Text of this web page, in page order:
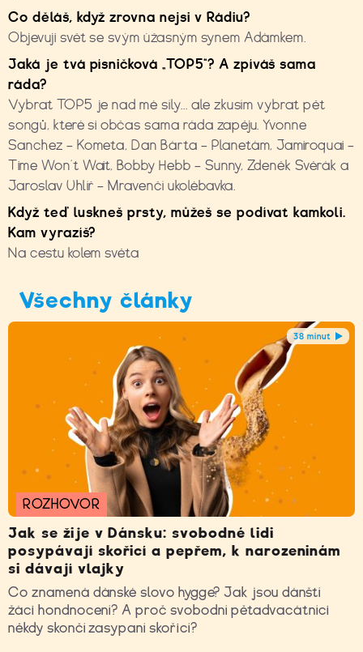
Co děláš, když zrovna nejsi v Rádiu?
Objevuji svět se svým úžasným synem Adámkem.
Jaká je tvá písničková „TOP5“? A zpíváš sama
ráda?
Vybrat TOP5 je nad mé síly... ale zkusím vybrat pět
songů, které si občas sama ráda zapěju. Yvonne
Sanchez – Kometa, Dan Bárta – Planetám, Jamiroquai –
Time Won´t Wait, Bobby Hebb – Sunny, Zdeněk Svěrák a
Jaroslav Uhlíř – Mravenčí ukolébavka.
Když teď luskneš prsty, můžeš se podívat kamkoli.
Kam vyrazíš?
Na cestu kolem světa
Všechny články
38 minut
ROZHOVOR
Jak se žije v Dánsku: svobodné lidi
posypávají skořicí a pepřem, k narozeninám
si dávají vlajky
Co znamená dánské slovo hygge? Jak jsou dánští
žáci hondnocení? A proč svobodní pětadvacátníci
někdy skončí zasypaní skořicí?